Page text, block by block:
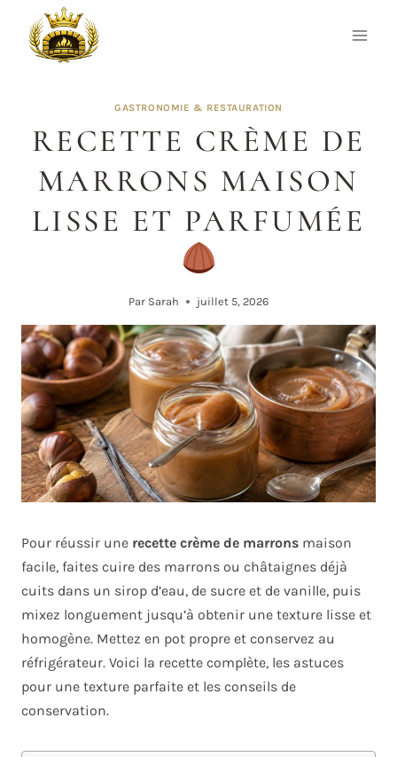
contenu
GASTRONOMIE & RESTAURATION
RECETTE CRÈME DE
MARRONS MAISON
LISSE ET PARFUMÉE
Par Sarah juillet 5, 2026
Pour réussir une recette crème de marrons maison
facile, faites cuire des marrons ou châtaignes déjà
cuits dans un sirop d’eau, de sucre et de vanille, puis
mixez longuement jusqu’à obtenir une texture lisse et
homogène. Mettez en pot propre et conservez au
réfrigérateur. Voici la recette complète, les astuces
pour une texture parfaite et les conseils de
conservation.